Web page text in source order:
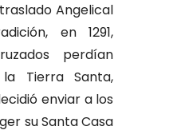
Angelical
en 1291,
perdían
Tierra Santa,
enviar a los
su Santa Casa